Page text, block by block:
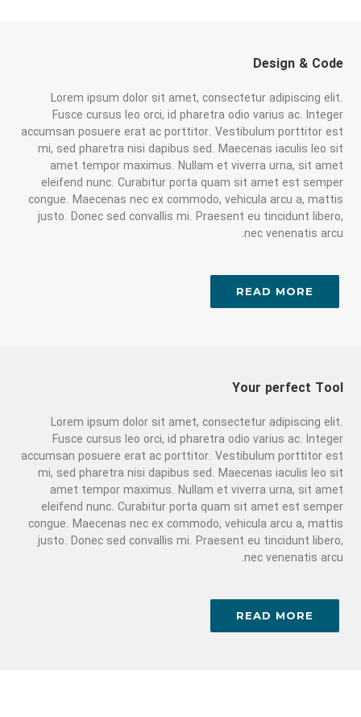
Design & Code
Lorem ipsum dolor sit amet, consectetur adipiscing elit.
Fusce cursus leo orci, id pharetra odio varius ac. Integer
accumsan posuere erat ac porttitor. Vestibulum porttitor est
mi, sed pharetra nisi dapibus sed. Maecenas iaculis leo sit
amet tempor maximus. Nullam et viverra urna, sit amet
eleifend nunc. Curabitur porta quam sit amet est semper
congue. Maecenas nec ex commodo, vehicula arcu a, mattis
justo. Donec sed convallis mi. Praesent eu tincidunt libero,
nec venenatis arcu.
READ MORE
Your perfect Tool
Lorem ipsum dolor sit amet, consectetur adipiscing elit.
Fusce cursus leo orci, id pharetra odio varius ac. Integer
accumsan posuere erat ac porttitor. Vestibulum porttitor est
mi, sed pharetra nisi dapibus sed. Maecenas iaculis leo sit
amet tempor maximus. Nullam et viverra urna, sit amet
eleifend nunc. Curabitur porta quam sit amet est semper
congue. Maecenas nec ex commodo, vehicula arcu a, mattis
justo. Donec sed convallis mi. Praesent eu tincidunt libero,
nec venenatis arcu.
READ MORE